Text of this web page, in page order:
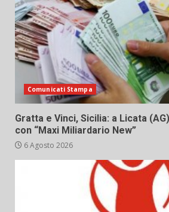
Comunicati Stampa
Gratta e Vinci, Sicilia: a Licata
con “Maxi Miliardario New”
6 Agosto 2026